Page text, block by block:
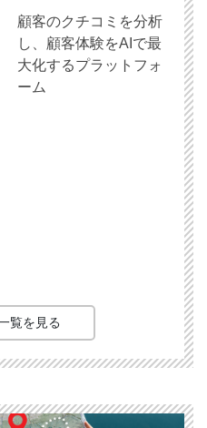
顧客のクチコミを分析
し、顧客体験をAIで最
大化するプラットフォ
ーム
覧を見る